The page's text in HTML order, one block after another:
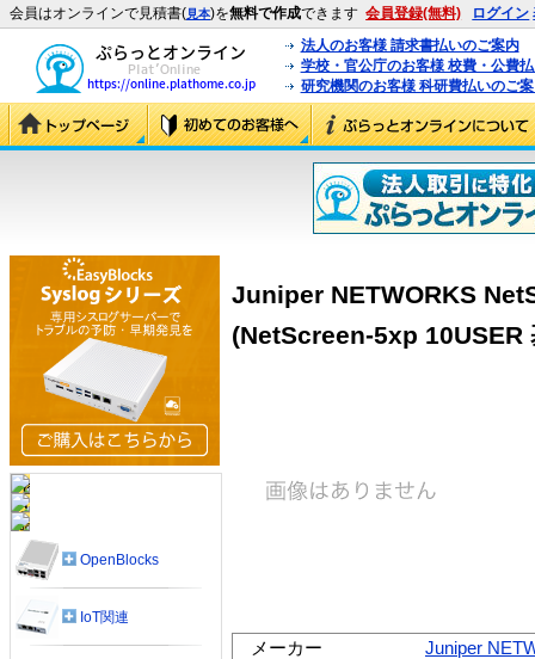
会員はオンラインで見積書(見本)を無料で作成できます 会員登録(無料) ログイン
法人のお客様 請求書払いのご案内
学校・官公庁のお客様 校費・公費
研究機関のお客様 科研費払いのご
Juniper NETWORKS
(NetScreen-5xp 10USER
メーカー
Juniper
OpenBlocks
IoT関連